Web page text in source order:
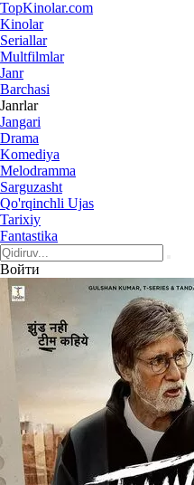
TopKinolar.com
Kinolar
Seriallar
Multfilmlar
Janr
Barchasi
Janrlar
Jangari
Drama
Komediya
Melodramma
Sarguzasht
Qo'rqinchli Ujas
Tarixiy
Fantastika
Войти